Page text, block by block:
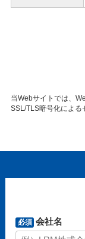
当Webサイトでは、
SSL/TLS暗号化による
必須 会社名